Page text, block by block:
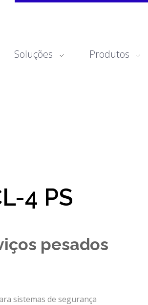
Soluções Produtos
4 PS
pesados
sistemas de segurança